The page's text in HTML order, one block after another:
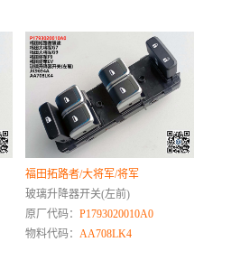
福田拓路者/大将军/将军
玻璃升降器开关(左前)
原厂代码：P1793020010A0
物料代码：AA708LK4